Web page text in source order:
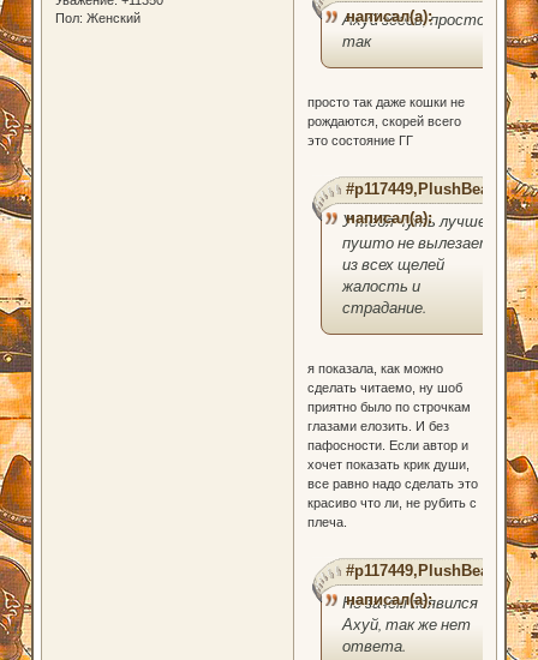
Пол: Женский написал(а):
Ахуй здесь, просто
так
просто так даже кошки не
рождаются, скорей всего
это состояние ГГ
#p117449,PlushBear
написал(а):
У тебя чуть лучше,
пушто не вылезает
из всех щелей
жалость и
страдание.
я показала, как можно
сделать читаемо, ну шоб
приятно было по строчкам
глазами елозить. И без
пафосности. Если автор и
хочет показать крик души,
все равно надо сделать это
красиво что ли, не рубить с
плеча.
#p117449,PlushBear
написал(а):
Но зачем появился
Ахуй, так же нет
ответа.